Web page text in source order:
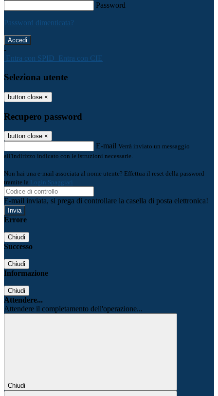
Password
Password dimenticata?
-
Entra con SPID Entra con CIE
Seleziona utente
button close ×
Recupero password
button close ×
E-mail Verrà inviato un messaggio
all'indirizzo indicato con le istruzioni necessarie.
Non hai una e-mail associata al nome utente? Effettua il reset della password
tramite la Login Spaggiari
E-mail inviata, si prega di controllare la casella di posta elettronica!
Errore
Chiudi
Successo
Chiudi
Informazione
Chiudi
Attendere...
Attendere il completamento dell'operazione...
Chiudi